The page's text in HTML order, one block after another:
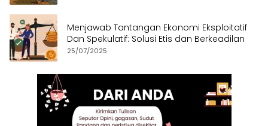
Menjawab Tantangan Ekonomi Eksploitatif
Dan Spekulatif: Solusi Etis dan Berkeadilan
25/07/2025